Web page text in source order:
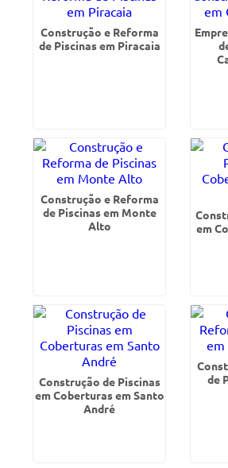
Construção e Reforma
de Piscinas em Piracaia
Construção e Reforma
de Piscinas em Monte
Alto
em
Construção de Piscinas
em Coberturas em Santo
André
de